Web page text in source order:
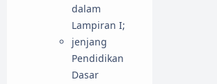
dalam
Lampiran I;
jenjang
Pendidikan
Dasar